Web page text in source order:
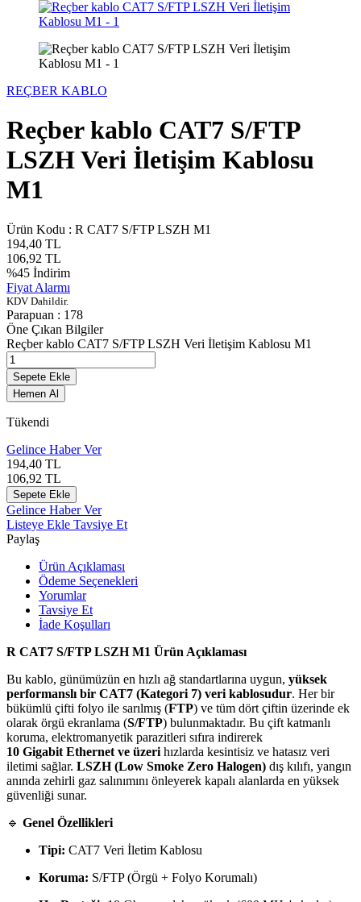
REÇBER KABLO
Reçber kablo CAT7 S/FTP
LSZH Veri İletişim Kablosu
M1
Ürün Kodu : R CAT7 S/FTP LSZH M1
194,40 TL
106,92 TL
%45 İndirim
Fiyat Alarmı
KDV Dahildir.
Parapuan : 178
Öne Çıkan Bilgiler
Reçber kablo CAT7 S/FTP LSZH Veri İletişim Kablosu M1
Sepete Ekle
Hemen Al
Tükendi
Gelince Haber Ver
194,40 TL
106,92 TL
Sepete Ekle
Gelince Haber Ver
Listeye Ekle Tavsiye Et
Paylaş
Ürün Açıklaması
Ödeme Seçenekleri
Yorumlar
Tavsiye Et
İade Koşulları
R CAT7 S/FTP LSZH M1 Ürün Açıklaması
Bu kablo, günümüzün en hızlı ağ standartlarına uygun, yüksek
performanslı bir CAT7 (Kategori 7) veri kablosudur. Her bir
bükümlü çifti folyo ile sarılmış (FTP) ve tüm dört çiftin üzerinde ek
olarak örgü ekranlama (S/FTP) bulunmaktadır. Bu çift katmanlı
koruma, elektromanyetik parazitleri sıfıra indirerek
10 Gigabit Ethernet ve üzeri hızlarda kesintisiz ve hatasız veri
iletimi sağlar. LSZH (Low Smoke Zero Halogen) dış kılıfı, yangın
anında zehirli gaz salınımını önleyerek kapalı alanlarda en yüksek
güvenliği sunar.
🔹 Genel Özellikleri
Tipi: CAT7 Veri İletim Kablosu
Koruma: S/FTP (Örgü + Folyo Korumalı)